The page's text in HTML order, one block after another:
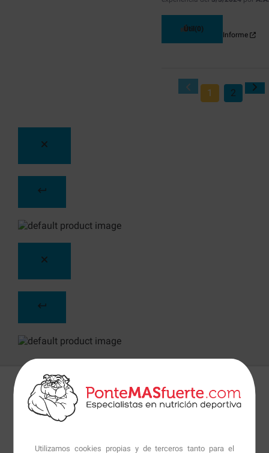
Utilizamos cookies propias y de terceros tanto para el
Útil(0)
Informe
1 2
Detalles Preguntas +Info